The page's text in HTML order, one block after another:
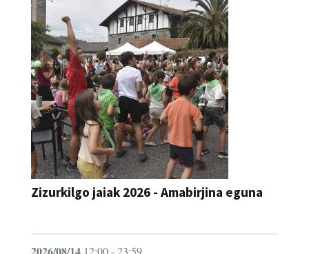
Zizurkilgo jaiak 2026 - Amabirjina eguna
12:00 - 23:59